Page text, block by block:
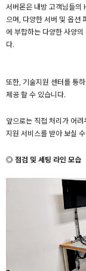
서버몬은 내방 고객님들의
으며, 다양한 서버 및 옵션
에 부합하는 다양한 사양
다.
또한, 기술지원 센터를 통
제공 할 수 있습니다.
앞으로는 직접 처리가 어
지원 서비스를 받아 보실
◎ 점검 및 세팅 라인 모습